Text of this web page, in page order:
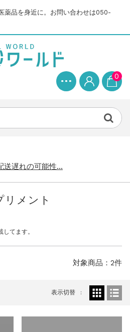
薬品を身近に。お問い合わせは050-
0
...
送遅れの可能性...
送遅れの可能性...
メント
てます。
対象商品：2件
表示切替